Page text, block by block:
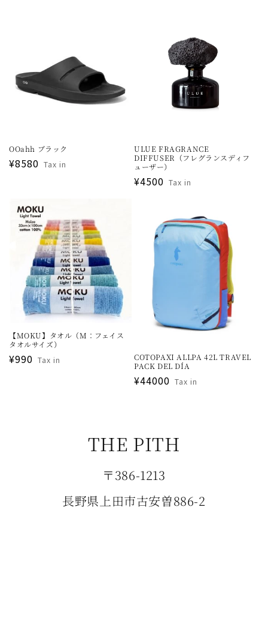
OOahh ブラック
通
格
¥8580 Tax in
ULUE FRAGRANCE
DIFFUSER（フレグランスディフ
ューザー）
通
¥4500 Tax in
【MOKU】タオル（M：フェイス
タオルサイズ）
通
¥990 Tax in
COTOPAXI ALLPA 42L TRAVEL
PACK DEL DÍA
通
¥44000 Tax in
THE PITH
〒386-1213
長野県上田市古安曽886-2